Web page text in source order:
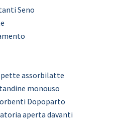
Seno
assorbilatte
monouso
Dopoparto
aperta davanti